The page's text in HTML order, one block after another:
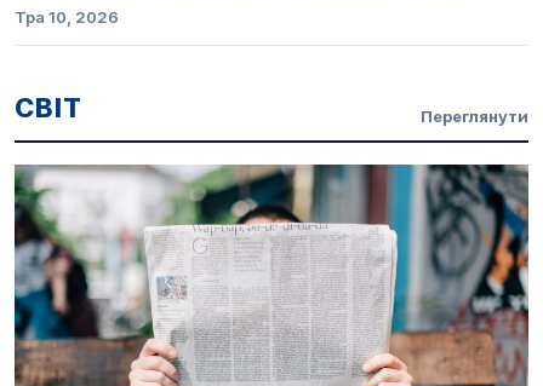
Тра 10, 2026
СВІТ Переглянути